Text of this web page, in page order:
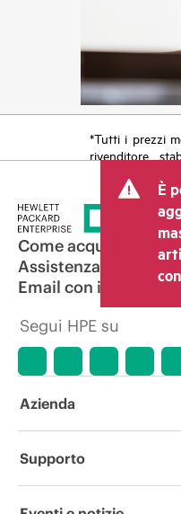
*Tutti i prezzi
rivenditore
costi, come le
e le spese di
transazione
variare
rivenditori e
mostrato. I
includere
limitato.
applicare
variazioni delle
promozione
È
Come acquistare
Assistenza per i
Email con il
Segui HPE su
Azienda
Informazioni su HPE
Supporto
Operational support